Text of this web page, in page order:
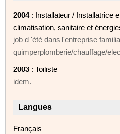
2004: Installateur / Installatrice
climatisation, sanitaire et
job d 'été dans l'entreprise
quimperplomberie/chauffage/
2003 : Toiliste
idem.
Langues
Français